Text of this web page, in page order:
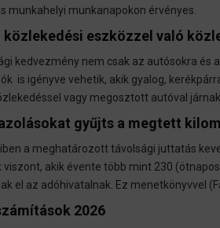
munkahelyi munkanapokon érvényes.
közlekedési eszközzel való
kedvezmény nem csak az autósokra és
is igényve vehetik, akik gyalog,
vagy megosztott autóval
gyűjts a megtett
a meghatározott távolsági juttatás
viszont, akik évente több mint 230
el az adóhivatalnak. Ez menetkönyvvel
2026